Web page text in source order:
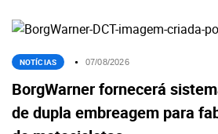
NOTÍCIAS 07/08/2026
BorgWarner fornecerá
de dupla embreagem para